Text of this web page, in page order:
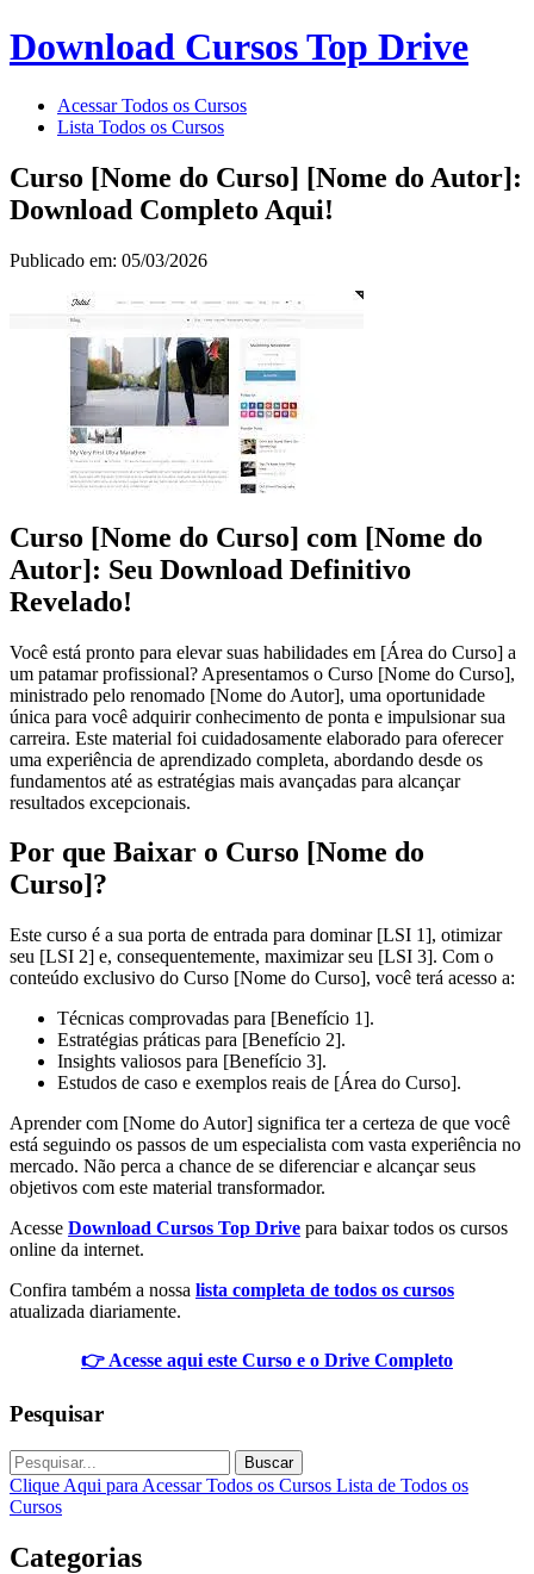
Download Cursos Top Drive
Acessar Todos os Cursos
Lista Todos os Cursos
Curso [Nome do Curso] [Nome do Autor]:
Download Completo Aqui!
Publicado em: 05/03/2026
Curso [Nome do Curso] com [Nome do
Autor]: Seu Download Definitivo
Revelado!
Você está pronto para elevar suas habilidades em [Área do Curso] a
um patamar profissional? Apresentamos o Curso [Nome do Curso],
ministrado pelo renomado [Nome do Autor], uma oportunidade
única para você adquirir conhecimento de ponta e impulsionar sua
carreira. Este material foi cuidadosamente elaborado para oferecer
uma experiência de aprendizado completa, abordando desde os
fundamentos até as estratégias mais avançadas para alcançar
resultados excepcionais.
Por que Baixar o Curso [Nome do
Curso]?
Este curso é a sua porta de entrada para dominar [LSI 1], otimizar
seu [LSI 2] e, consequentemente, maximizar seu [LSI 3]. Com o
conteúdo exclusivo do Curso [Nome do Curso], você terá acesso a:
Técnicas comprovadas para [Benefício 1].
Estratégias práticas para [Benefício 2].
Insights valiosos para [Benefício 3].
Estudos de caso e exemplos reais de [Área do Curso].
Aprender com [Nome do Autor] significa ter a certeza de que você
está seguindo os passos de um especialista com vasta experiência no
mercado. Não perca a chance de se diferenciar e alcançar seus
objetivos com este material transformador.
Acesse Download Cursos Top Drive para baixar todos os cursos
online da internet.
Confira também a nossa lista completa de todos os cursos
atualizada diariamente.
👉 Acesse aqui este Curso e o Drive Completo
Pesquisar
Buscar
Clique Aqui para Acessar Todos os Cursos Lista de Todos os
Cursos
Categorias